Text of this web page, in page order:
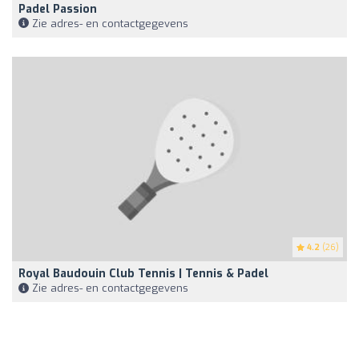
Padel Passion
Zie adres- en contactgegevens
4.2 (26)
Royal Baudouin Club Tennis | Tennis & Padel
Zie adres- en contactgegevens